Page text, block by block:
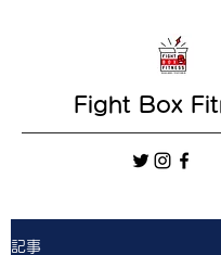
Fight Box
記事